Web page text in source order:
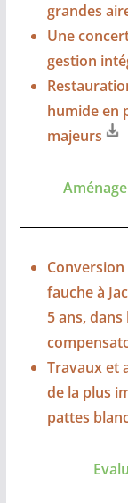
grandes
Une
gestion
humide en
majeurs
fauche à
5 ans, dans
Travaux et
de la plus
pattes